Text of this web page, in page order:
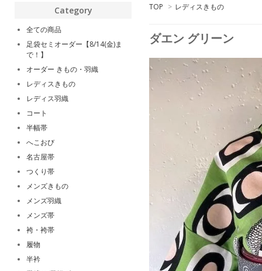
TOP > レディスきもの
ダエン グリーン
Category
全ての商品
足袋セミオーダー【8/14(金)ま
で！】
オーダー きもの・羽織
レディスきもの
レディス羽織
コート
半幅帯
へこおび
名古屋帯
つくり帯
メンズきもの
メンズ羽織
メンズ帯
袴・袴帯
履物
半衿